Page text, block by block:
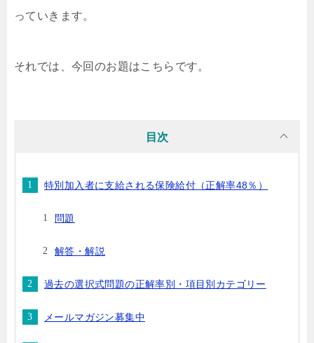
っていきます。
それでは、今回のお題はこちらです。
目次
特別加入者に支給される保険給付（正解率48％）
問題
解答・解説
過去の選択式問題の正解率別・項目別カテゴリー
メールマガジン募集中